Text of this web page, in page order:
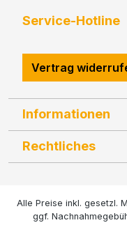
Service-Hotline
Vertrag
Informationen
Rechtliches
Alle Preise inkl. gesetzl.
ggf.